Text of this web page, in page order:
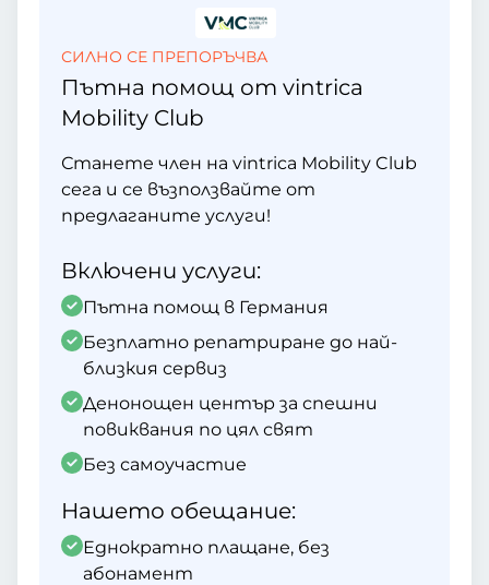
СИЛНО СЕ ПРЕПОРЪЧВА
Пътна помощ от vintrica
Mobility Club
Станете член на vintrica Mobility Club
сега и се възползвайте от
предлаганите услуги!
Включени услуги:
Пътна помощ в Германия
Безплатно репатриране до най-
близкия сервиз
Денонощен център за спешни
повиквания по цял свят
Без самоучастие
Нашето обещание:
Еднократно плащане, без
абонамент